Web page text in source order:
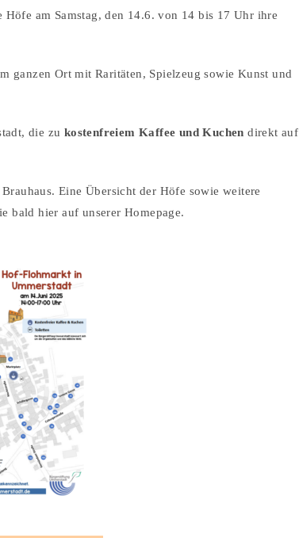
Höfe am Samstag, den 14.6. von 14 bis 17 Uhr ihre
ganzen Ort mit Raritäten, Spielzeug sowie Kunst und
die zu kostenfreiem Kaffee und Kuchen direkt auf
Eine Übersicht der Höfe sowie weitere
bald hier auf unserer Homepage.